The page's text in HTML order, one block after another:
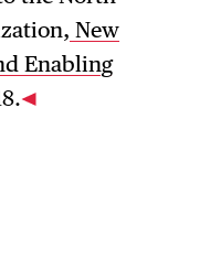
New
Enabling